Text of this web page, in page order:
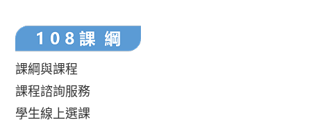
課綱與課程
課程諮詢服務
學生線上選課